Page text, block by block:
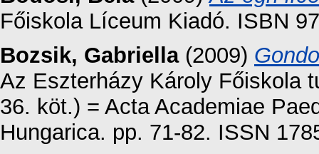
Főiskola Líceum Kiadó. ISBN
Bozsik, Gabriella(2009)
Az Eszterházy Károly Főiskola
36. köt.) = Acta Academiae
Hungarica. pp. 71-82. ISSN